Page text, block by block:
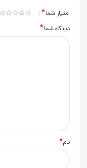
امتیاز شما*
دیدگاه شما*
نام*